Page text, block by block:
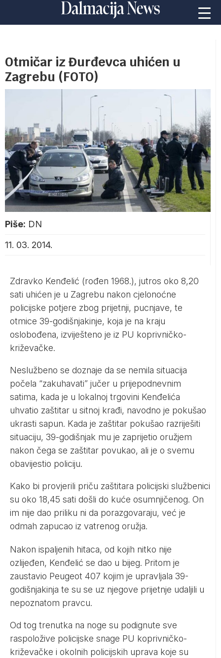
Otmičar iz Đurđevca uhićen u
Zagrebu (FOTO)
Piše: DN
11. 03. 2014.
Zdravko Kenđelić (rođen 1968.), jutros oko 8,20
sati uhićen je u Zagrebu nakon cjelonoćne
policijske potjere zbog prijetnji, pucnjave, te
otmice 39-godišnjakinje, koja je na kraju
oslobođena, izviješteno je iz PU koprivničko-
križevačke.
Neslužbeno se doznaje da se nemila situacija
počela “zakuhavati” jučer u prijepodnevnim
satima, kada je u lokalnoj trgovini Kenđelića
uhvatio zaštitar u sitnoj krađi, navodno je pokušao
ukrasti sapun. Kada je zaštitar pokušao razriješiti
situaciju, 39-godišnjak mu je zaprijetio oružjem
nakon čega se zaštitar povukao, ali je o svemu
obavijestio policiju.
Kako bi provjerili priču zaštitara policijski službenici
su oko 18,45 sati došli do kuće osumnjičenog. On
im nije dao priliku ni da porazgovaraju, već je
odmah zapucao iz vatrenog oružja.
Nakon ispaljenih hitaca, od kojih nitko nije
ozlijeđen, Kenđelić se dao u bijeg. Pritom je
zaustavio Peugeot 407 kojim je upravljala 39-
godišnjakinja te su se uz njegove prijetnje udaljili u
nepoznatom pravcu.
Od tog trenutka na noge su podignute sve
raspoložive policijske snage PU koprivničko-
križevačke i okolnih policijskih uprava koje su